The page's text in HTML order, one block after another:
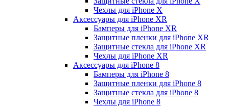
Чехлы для iPhone X
Аксессуары для iPhone XR
Бамперы для iPhone XR
Защитные пленки для iPhone XR
Защитные стекла для iPhone XR
Чехлы для iPhone XR
Аксессуары для iPhone 8
Бамперы для iPhone 8
Защитные пленки для iPhone 8
Защитные стекла для iPhone 8
Чехлы для iPhone 8